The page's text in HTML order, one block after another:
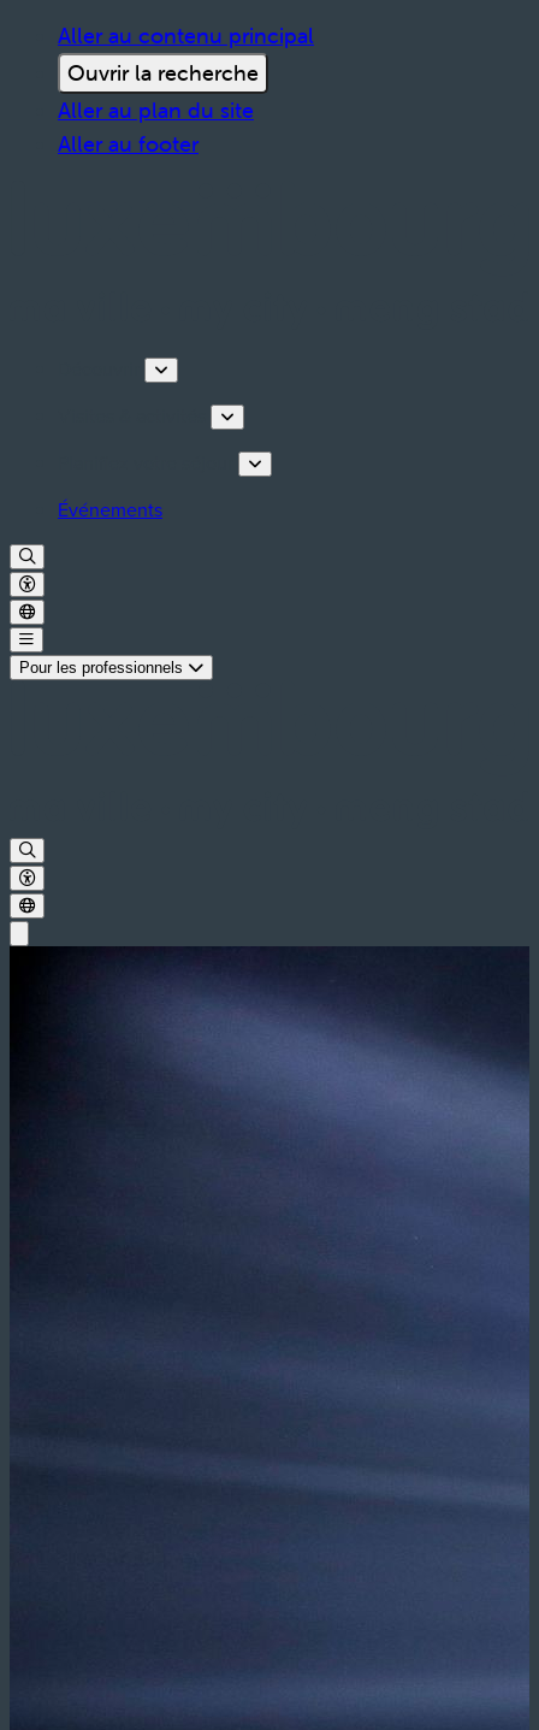
Aller au contenu principal
Ouvrir la recherche
Aller au plan du site
Aller au footer
Événements
Pour les professionnels